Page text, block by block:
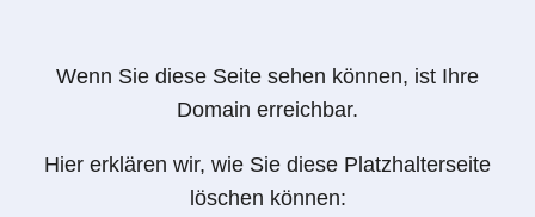
Wenn Sie diese Seite sehen können, ist Ihre
Domain erreichbar.
Hier erklären wir, wie Sie diese Platzhalterseite
löschen können: